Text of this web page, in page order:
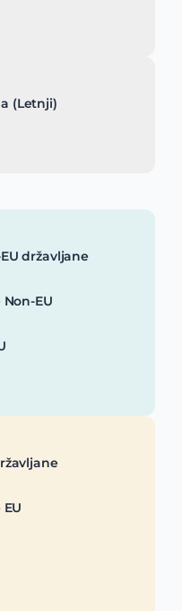
(Letnji)
državljane
EU